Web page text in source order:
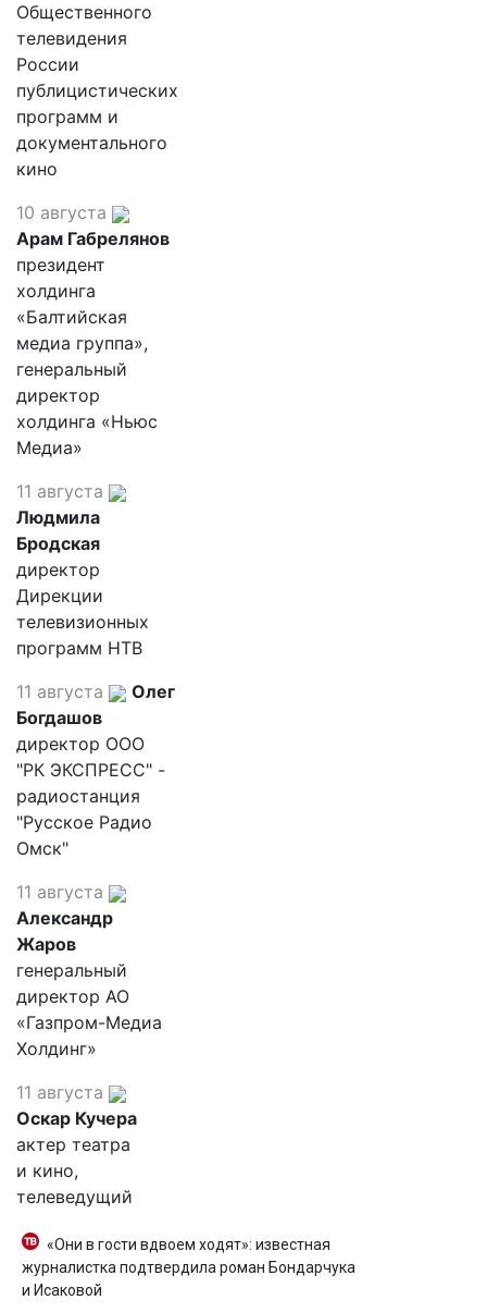
Общественного
телевидения
России
публицистических
программ и
документального
кино
10 августа
Арам Габрелянов
президент
холдинга
«Балтийская
медиа группа»,
генеральный
директор
холдинга «Ньюс
Медиа»
11 августа
Людмила
Бродская
директор
Дирекции
телевизионных
программ НТВ
11 августа
Олег
Богдашов
директор ООО
"РК ЭКСПРЕСС" -
радиостанция
"Русское Радио
Омск"
11 августа
Александр
Жаров
генеральный
директор АО
«Газпром-Медиа
Холдинг»
11 августа
Оскар Кучера
актер театра
и кино,
телеведущий
«Они в гости вдвоем ходят»: известная
журналистка подтвердила роман Бондарчука
и Исаковой